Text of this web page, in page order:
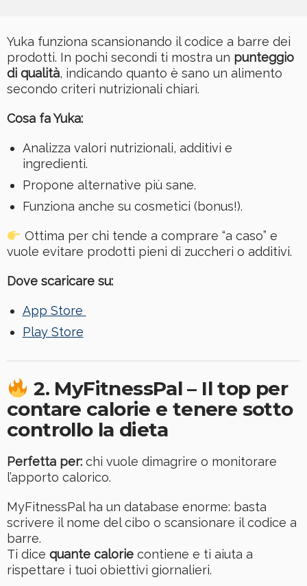
Yuka funziona scansionando il codice a barre dei
prodotti. In pochi secondi ti mostra un punteggio
di qualità, indicando quanto è sano un alimento
secondo criteri nutrizionali chiari.
Cosa fa Yuka:
Analizza valori nutrizionali, additivi e
ingredienti.
Propone alternative più sane.
Funziona anche su cosmetici (bonus!).
Ottima per chi tende a comprare “a caso” e
vuole evitare prodotti pieni di zuccheri o additivi.
Dove scaricare su:
App Store
Play Store
2. MyFitnessPal – Il top per
contare calorie e tenere sotto
controllo la dieta
Perfetta per: chi vuole dimagrire o monitorare
l’apporto calorico.
MyFitnessPal ha un database enorme: basta
scrivere il nome del cibo o scansionare il codice a
barre.
Ti dice quante calorie contiene e ti aiuta a
rispettare i tuoi obiettivi giornalieri.